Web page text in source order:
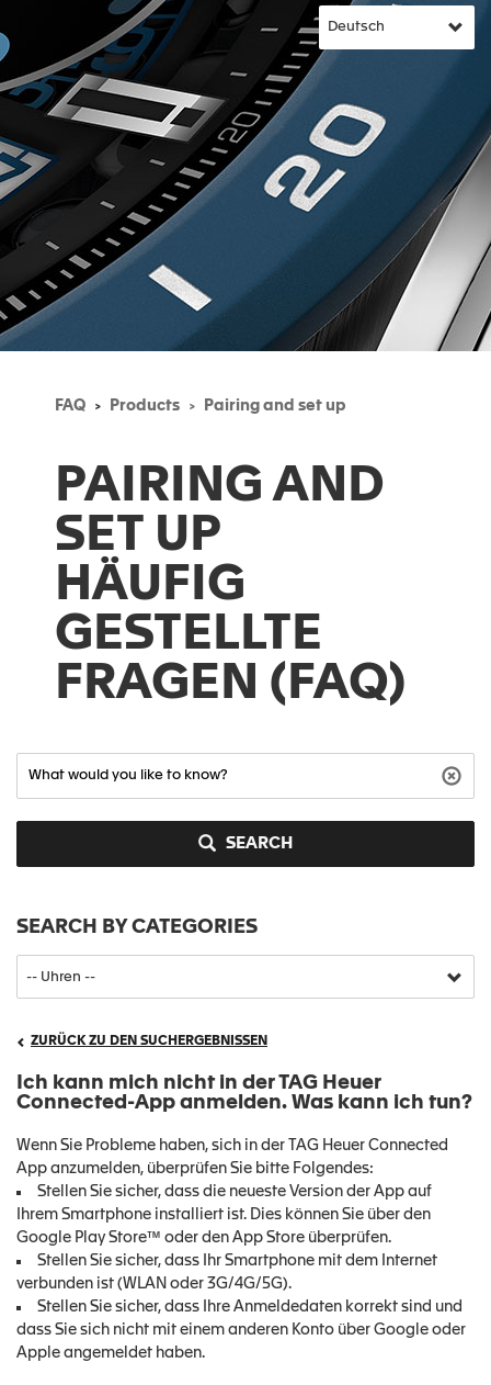
FAQ Products Pairing and set up
PAIRING AND
SET UP
HÄUFIG
GESTELLTE
FRAGEN (FAQ)
SEARCH
SEARCH BY CATEGORIES
ZURÜCK ZU DEN SUCHERGEBNISSEN
Ich kann mich nicht in der TAG Heuer
Connected-App anmelden. Was kann ich tun?
Wenn Sie Probleme haben, sich in der TAG Heuer Connected
App anzumelden, überprüfen Sie bitte Folgendes:
Stellen Sie sicher, dass die neueste Version der App auf
Ihrem Smartphone installiert ist. Dies können Sie über den
Google Play Store™ oder den App Store überprüfen.
Stellen Sie sicher, dass Ihr Smartphone mit dem Internet
verbunden ist (WLAN oder 3G/4G/5G).
Stellen Sie sicher, dass Ihre Anmeldedaten korrekt sind und
dass Sie sich nicht mit einem anderen Konto über Google oder
Apple angemeldet haben.